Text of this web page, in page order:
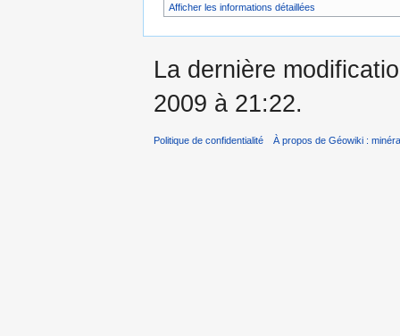
Afficher les informations détaillées
La dernière
2009 à 21:22.
Politique de confidentialité À propos de Géowiki :